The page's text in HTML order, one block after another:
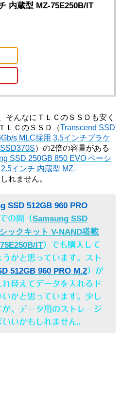
内蔵型 MZ-75E250B/IT
そんなにＴＬＣのＳＳＤも安く
ＬＣのＳＳＤ（Transcend SSD
s MLC採用 3.5インチブラケ
）の2倍の容量がある
SSD 250GB 850 EVO ベーシ
インチ 内蔵型 MZ-
れません。
SSD 512GB 960 PRO
の間（Samsung SSD
ックキット V-NAND搭載
IT）でも購入して
かと思っています。スト
512GB 960 PRO M.2）が
替えてデータを入れるド
かと思っています。少し
、データ用のストレージ
いかもしれません。